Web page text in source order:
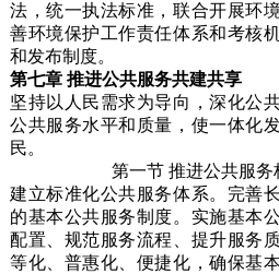
法，统一执法标准，联合开展环
善环境保护工作责任体系和考核
和发布制度。
第七章 推进公共服务共建共享
坚持以人民需求为导向，深化公
公共服务水平和质量，使一体化
民。
第一节 推进公共服务
建立标准化公共服务体系。完善
的基本公共服务制度。实施基本
配置、规范服务流程、提升服务
等化、普惠化、便捷化，确保基